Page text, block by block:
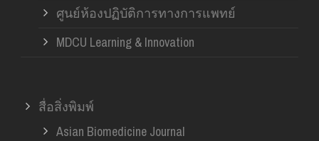
ศูนย์ห้องปฏิบัติการทางการแพทย์
MDCU Learning & Innovation
สื่อสิ่งพิมพ์
Asian Biomedicine Journal